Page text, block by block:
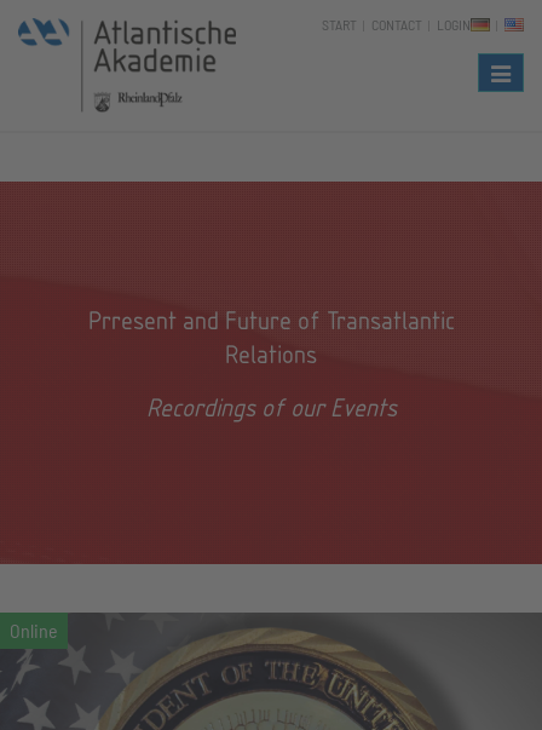
START CONTACT LOGIN
Prresent and Future of Transatlantic
Relations
Recordings of our Events